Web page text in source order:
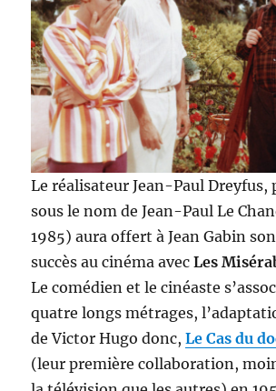
Le réalisateur Jean-Paul Dreyfus,
sous le nom de Jean-Paul Le
1985) aura offert à Jean Gabin
succès au cinéma avecLes
Le comédien et le cinéaste
quatre longs métrages,
de Victor Hugo donc,Le Cas du
(leur première collaboration,